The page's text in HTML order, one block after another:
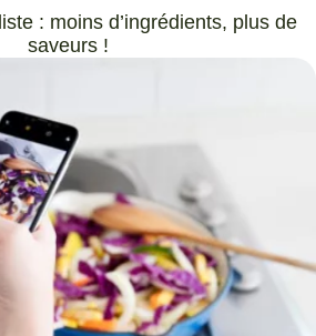
: moins d’ingrédients, plus de
saveurs !